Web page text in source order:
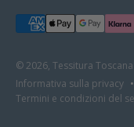
© 2026, Tessitura
Informativa sulla privacy
Termini e condizioni del